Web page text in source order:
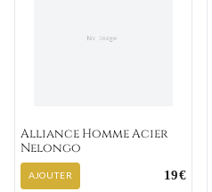
Alliance Homme Acier
Nelongo
AJOUTER 19€